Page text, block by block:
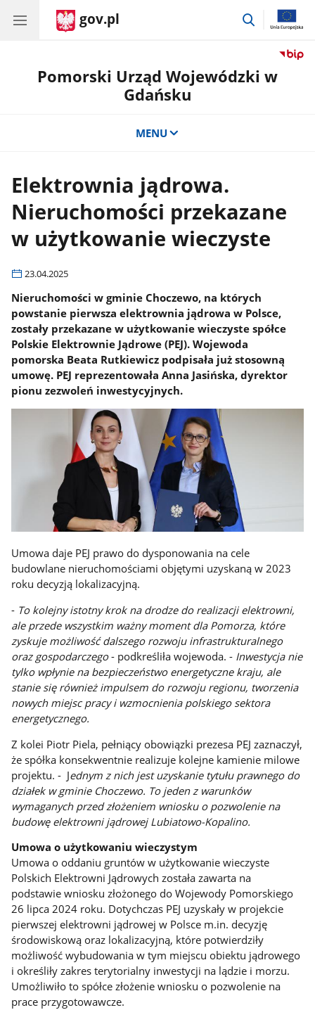
gov.pl
przejdź
Pomorski Urząd Wojewódzki w
Gdańsku
MENU
Elektrownia jądrowa.
Nieruchomości przekazane
w użytkowanie wieczyste
23.04.2025
Nieruchomości w gminie Choczewo, na których
powstanie pierwsza elektrownia jądrowa w Polsce,
zostały przekazane w użytkowanie wieczyste spółce
Polskie Elektrownie Jądrowe (PEJ). Wojewoda
pomorska Beata Rutkiewicz podpisała już stosowną
umowę. PEJ reprezentowała Anna Jasińska, dyrektor
pionu zezwoleń inwestycyjnych.
Umowa daje PEJ prawo do dysponowania na cele
budowlane nieruchomościami objętymi uzyskaną w 2023
roku decyzją lokalizacyjną.
- To kolejny istotny krok na drodze do realizacji elektrowni,
ale przede wszystkim ważny moment dla Pomorza, które
zyskuje możliwość dalszego rozwoju infrastrukturalnego
oraz gospodarczego- podkreśliła wojewoda. - Inwestycja nie
tylko wpłynie na bezpieczeństwo energetyczne kraju, ale
stanie się również impulsem do rozwoju regionu, tworzenia
nowych miejsc pracy i wzmocnienia polskiego sektora
energetycznego.
Z kolei Piotr Piela, pełniący obowiązki prezesa PEJ zaznaczył,
że spółka konsekwentnie realizuje kolejne kamienie milowe
projektu. - Jednym z nich jest uzyskanie tytułu prawnego do
działek w gminie Choczewo. To jeden z warunków
wymaganych przed złożeniem wniosku o pozwolenie na
budowę elektrowni jądrowej Lubiatowo-Kopalino.
Umowa o użytkowaniu wieczystym
Umowa o oddaniu gruntów w użytkowanie wieczyste
Polskich Elektrowni Jądrowych została zawarta na
podstawie wniosku złożonego do Wojewody Pomorskiego
26 lipca 2024 roku. Dotychczas PEJ uzyskały w projekcie
pierwszej elektrowni jądrowej w Polsce m.in. decyzję
środowiskową oraz lokalizacyjną, które potwierdziły
możliwość wybudowania w tym miejscu obiektu jądrowego
i określiły zakres terytorialny inwestycji na lądzie i morzu.
Umożliwiło to spółce złożenie wniosku o pozwolenie na
prace przygotowawcze.